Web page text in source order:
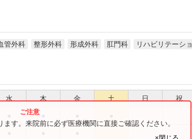
管外科 整形外科 形成外科 肛門科
リハビリテーショ
水 木 金 土 日 祝
す。来院前に必ず医療機関に直接ご確認ください。